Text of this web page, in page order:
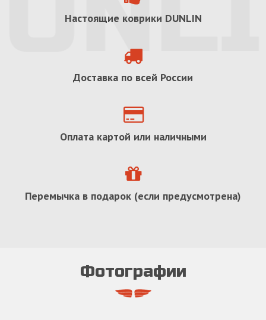
Настоящие коврики DUNLIN
Доставка по всей России
Оплата картой или наличными
Перемычка в подарок (если предусмотрена)
Фотографии